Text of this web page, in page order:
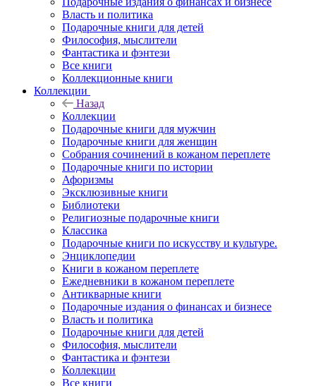
Власть и политика
Подарочные книги для детей
Философия, мыслители
Фантастика и фэнтези
Все книги
Коллекционные книги
Коллекции
Назад
Коллекции
Подарочные книги для мужчин
Подарочные книги для женщин
Собрания сочинений в кожаном переплете
Подарочные книги по истории
Афоризмы
Эксклюзивные книги
Библиотеки
Религиозные подарочные книги
Классика
Подарочные книги по искусству и культуре.
Энциклопедии
Книги в кожаном переплете
Ежедневники в кожаном переплете
Антикварные книги
Подарочные издания о финансах и бизнесе
Власть и политика
Подарочные книги для детей
Философия, мыслители
Фантастика и фэнтези
Коллекции
Все книги